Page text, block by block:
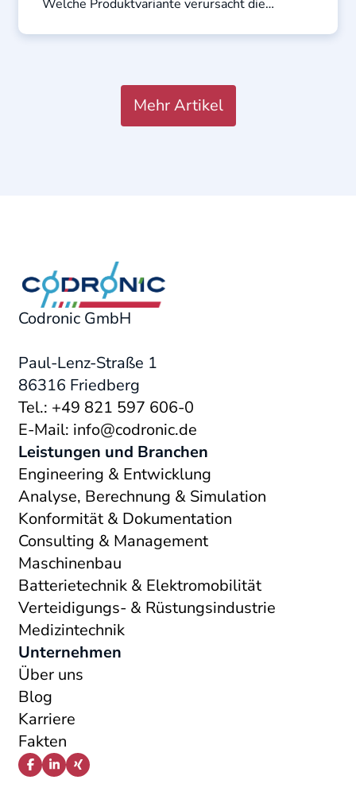
Welche Produktvariante verursacht die
Mehr Artikel
Codronic GmbH
Paul-Lenz-Straße 1
86316 Friedberg
Tel.: +49 821 597 606-0
E-Mail: info@codronic.de
Leistungen und Branchen
Engineering & Entwicklung
Analyse, Berechnung & Simulation
Konformität & Dokumentation
Consulting & Management
Maschinenbau
Batterietechnik & Elektromobilität
Verteidigungs- & Rüstungsindustrie
Medizintechnik
Unternehmen
Über uns
Blog
Karriere
Fakten
Facebook
LinkedIn
Xing